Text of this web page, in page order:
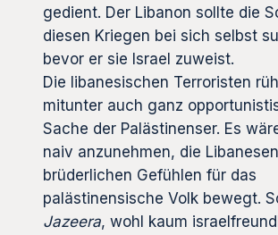
gedient. Der Libanon sollte die
diesen Kriegen bei sich selbst
bevor er sie Israel zuweist.
Die libanesischen Terroristen
mitunter auch ganz
Sache der Palästinenser. Es
naiv anzunehmen, die
brüderlichen Gefühlen für das
palästinensische Volk bewegt.
Jazeera, wohl kaum